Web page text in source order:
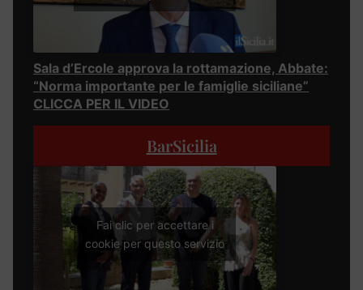
Sala d’Ercole approva la rottamazione, Abbate:
“Norma importante per le famiglie siciliane”
CLICCA PER IL VIDEO
BarSicilia
Fai clic per accettare i
cookie per questo servizio